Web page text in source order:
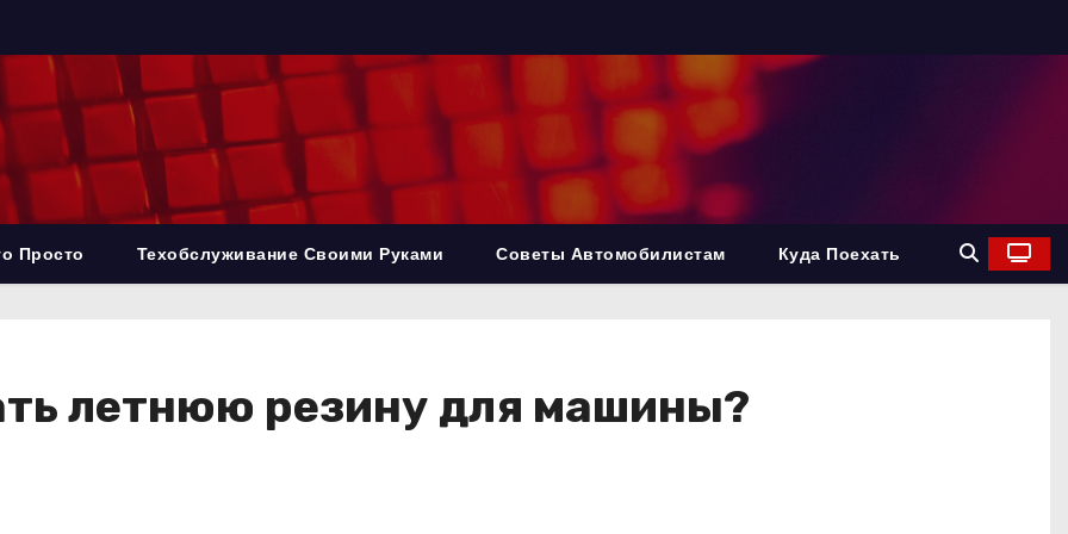
Просто Техобслуживание Своими Руками Советы Автомобилистам Куда Поехать
летнюю резину для машины?